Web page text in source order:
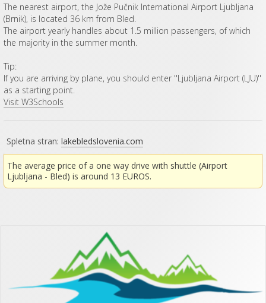
The nearest airport, the Jože Pučnik International Airport Ljubljana
(Brnik), is located 36 km from Bled.
The airport yearly handles about 1.5 million passengers, of which
the majority in the summer month.
Tip:
If you are arriving by plane, you should enter ''Ljubljana Airport (LJU)''
as a starting point.
Visit W3Schools
Spletna stran:lakebledslovenia.com
The average price of a one way drive with shuttle (Airport
Ljubljana - Bled) is around 13 EUROS.